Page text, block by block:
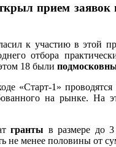
прием
к участию в этой
отбора
18 были
«Старт-1»
на рынке. На
гранты в размере до
не менее половины от